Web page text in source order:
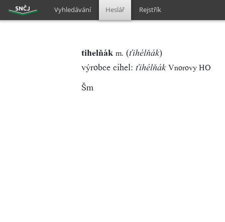
Vyhledávání Heslář Rejstřík
tihelňák m. (ťihélňák)
výrobce cihel: ťihélňák Vnorovy HO
Šm